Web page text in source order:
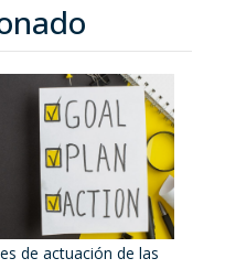
de actuación de las